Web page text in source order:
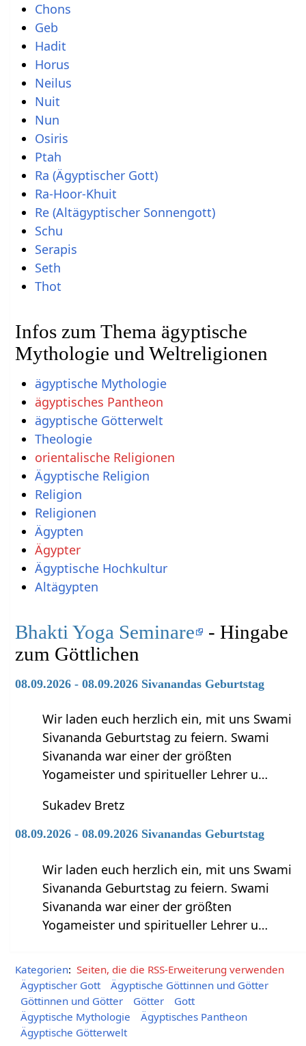
Chons
Geb
Hadit
Horus
Neilus
Nuit
Nun
Osiris
Ptah
Ra (Ägyptischer Gott)
Ra-Hoor-Khuit
Re (Altägyptischer Sonnengott)
Schu
Serapis
Seth
Thot
Infos zum Thema ägyptische
Mythologie und Weltreligionen
ägyptische Mythologie
ägyptisches Pantheon
ägyptische Götterwelt
Theologie
orientalische Religionen
Ägyptische Religion
Religion
Religionen
Ägypten
Ägypter
Ägyptische Hochkultur
Altägypten
Bhakti Yoga Seminare
- Hingabe
zum Göttlichen
08.09.2026 - 08.09.2026 Sivanandas Geburtstag
Wir laden euch herzlich ein, mit uns Swami
Sivananda Geburtstag zu feiern. Swami
Sivananda war einer der größten
Yogameister und spiritueller Lehrer u…
Sukadev Bretz
08.09.2026 - 08.09.2026 Sivanandas Geburtstag
Wir laden euch herzlich ein, mit uns Swami
Sivananda Geburtstag zu feiern. Swami
Sivananda war einer der größten
Yogameister und spiritueller Lehrer u…
Kategorien: Seiten, die die RSS-Erweiterung verwenden
Ägyptischer Gott
Ägyptische Göttinnen und Götter
Göttinnen und Götter
Götter
Gott
Ägyptische Mythologie
Ägyptisches Pantheon
Ägyptische Götterwelt